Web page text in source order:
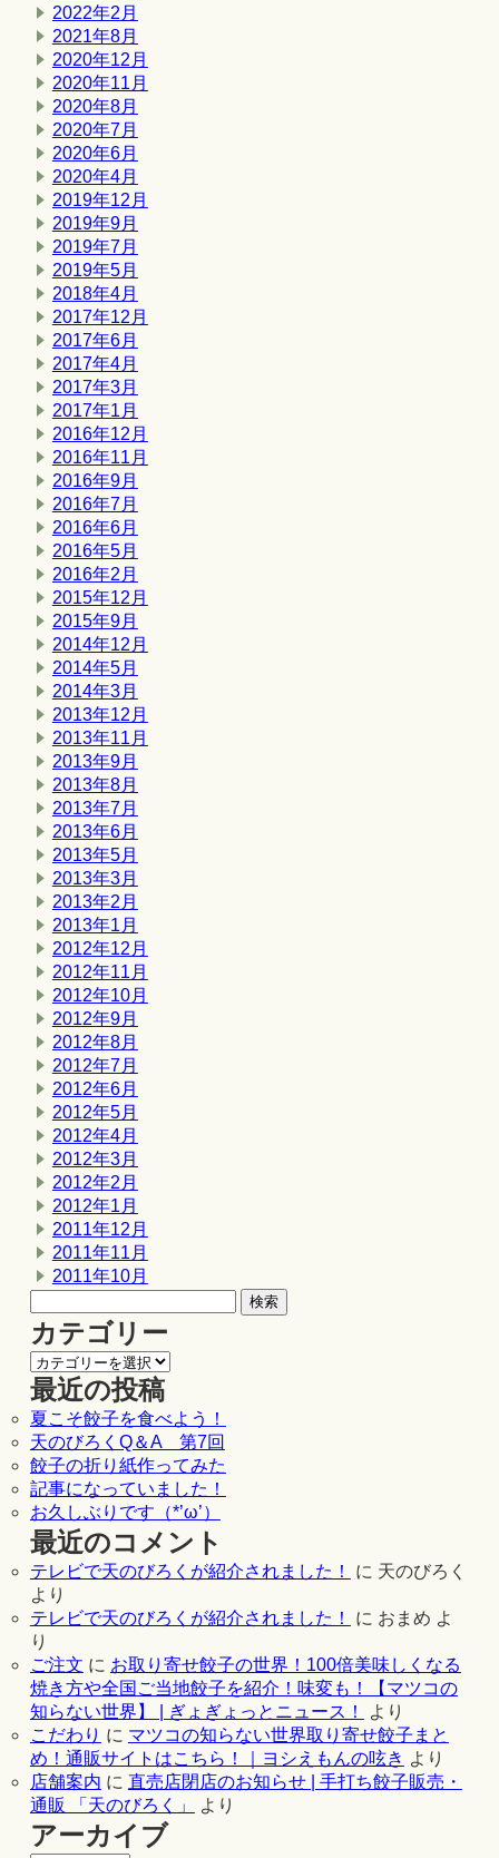
2022年2月
2021年8月
2020年12月
2020年11月
2020年8月
2020年7月
2020年6月
2020年4月
2019年12月
2019年9月
2019年7月
2019年5月
2018年4月
2017年12月
2017年6月
2017年4月
2017年3月
2017年1月
2016年12月
2016年11月
2016年9月
2016年7月
2016年6月
2016年5月
2016年2月
2015年12月
2015年9月
2014年12月
2014年5月
2014年3月
2013年12月
2013年11月
2013年9月
2013年8月
2013年7月
2013年6月
2013年5月
2013年3月
2013年2月
2013年1月
2012年12月
2012年11月
2012年10月
2012年9月
2012年8月
2012年7月
2012年6月
2012年5月
2012年4月
2012年3月
2012年2月
2012年1月
2011年12月
2011年11月
2011年10月
カテゴリー
最近の投稿
夏こそ餃子を食べよう！
天のびろくQ＆A 第7回
餃子の折り紙作ってみた
記事になっていました！
お久しぶりです（*’ω’）
最近のコメント
テレビで天のびろくが紹介されました！ に 天のびろく
より
テレビで天のびろくが紹介されました！
に おまめ よ
り
ご注文 に お取り寄せ餃子の世界！100倍美味しくなる
焼き方や全国ご当地餃子を紹介！味変も！【マツコの
知らない世界】 | ぎょぎょっとニュース！
より
こだわり に マツコの知らない世界取り寄せ餃子まと
め！通販サイトはこちら！｜ヨシえもんの呟き より
店舗案内 に 直売店閉店のお知らせ | 手打ち餃子販売・
通販 「天のびろく」
より
アーカイブ